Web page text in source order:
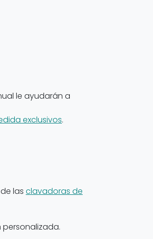
le ayudarán a
exclusivos.
las clavadoras de